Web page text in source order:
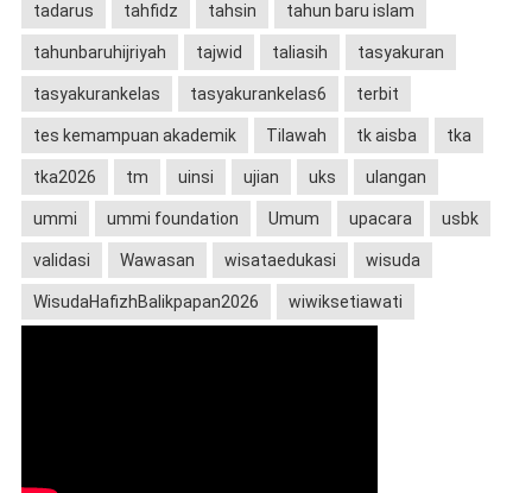
tadarus tahfidz tahsin tahun baru islam
tahunbaruhijriyah tajwid taliasih tasyakuran
tasyakurankelas tasyakurankelas6 terbit
tes kemampuan akademik Tilawah tk aisba tka
tka2026 tm uinsi ujian uks ulangan
ummi ummi foundation Umum upacara usbk
validasi Wawasan wisataedukasi wisuda
WisudaHafizhBalikpapan2026 wiwiksetiawati